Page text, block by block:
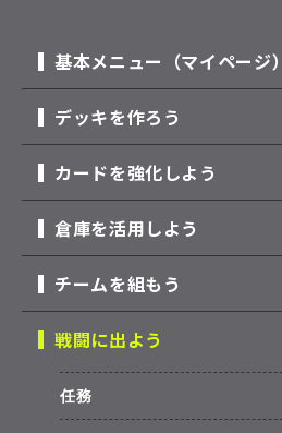
基本メニュー（マイページ）
デッキを作ろう
カードを強化しよう
倉庫を活用しよう
チームを組もう
戦闘に出よう
任務